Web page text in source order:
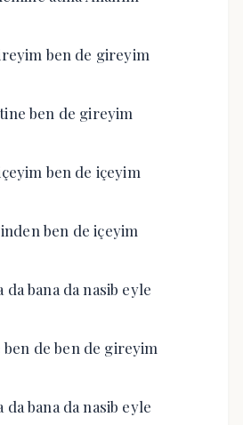
ben de gireyim
ben de gireyim
ben de içeyim
ben de içeyim
da bana da nasib eyle
de ben de gireyim
da bana da nasib eyle